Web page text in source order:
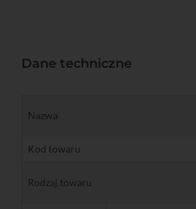
Dane techniczne
Nazwa
Kod towaru
Rodzaj towaru